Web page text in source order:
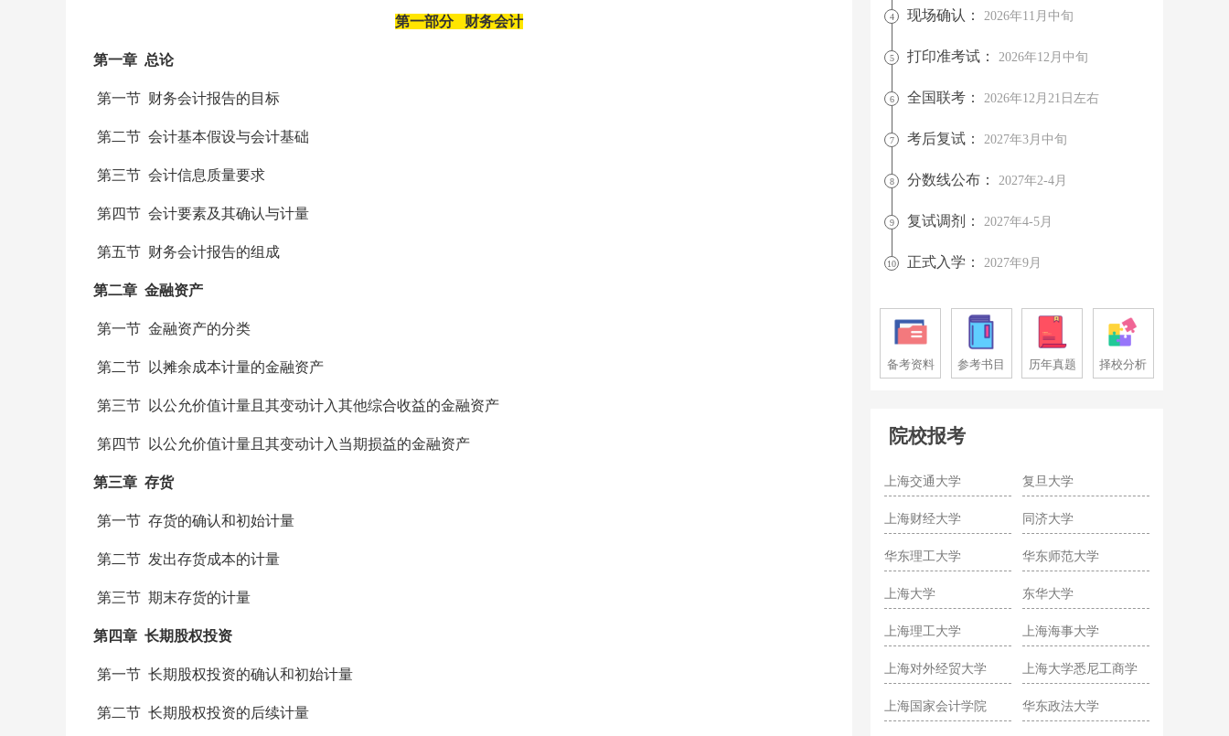
第一部分 财务会计
第一章 总论
第一节 财务会计报告的目标
第二节 会计基本假设与会计基础
第三节 会计信息质量要求
第四节 会计要素及其确认与计量
第五节 财务会计报告的组成
第二章 金融资产
第一节 金融资产的分类
第二节 以摊余成本计量的金融资产
第三节 以公允价值计量且其变动计入其他综合收益的金融资产
第四节 以公允价值计量且其变动计入当期损益的金融资产
第三章 存货
第一节 存货的确认和初始计量
第二节 发出存货成本的计量
第三节 期末存货的计量
第四章 长期股权投资
第一节 长期股权投资的确认和初始计量
第二节 长期股权投资的后续计量
4 现场确认： 2026年11月中旬
5 打印准考试： 2026年12月中旬
6 全国联考： 2026年12月21日左右
7 考后复试： 2027年3月中旬
8 分数线公布： 2027年2-4月
9 复试调剂： 2027年4-5月
10 正式入学： 2027年9月
备考资料 参考书目 历年真题 择校分析
院校报考
上海交通大学 复旦大学
上海财经大学 同济大学
华东理工大学 华东师范大学
上海大学 东华大学
上海理工大学 上海海事大学
上海对外经贸大学
上海大学悉尼工商学
上海国家会计学院 华东政法大学